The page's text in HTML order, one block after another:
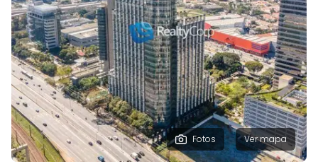
Fotos Ver mapa